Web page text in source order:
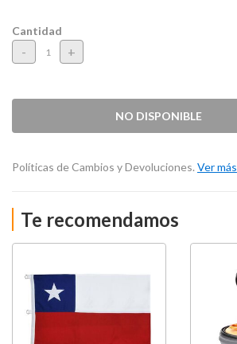
Cantidad
- +
NO DISPONIBLE
Políticas de Cambios y Devoluciones. Ver más
Te recomendamos